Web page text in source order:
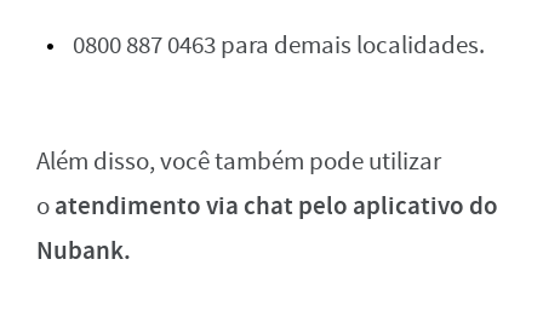
0800 887 0463 para demais localidades.
Além disso, você também pode utilizar
oatendimento via chat pelo aplicativo do
Nubank.